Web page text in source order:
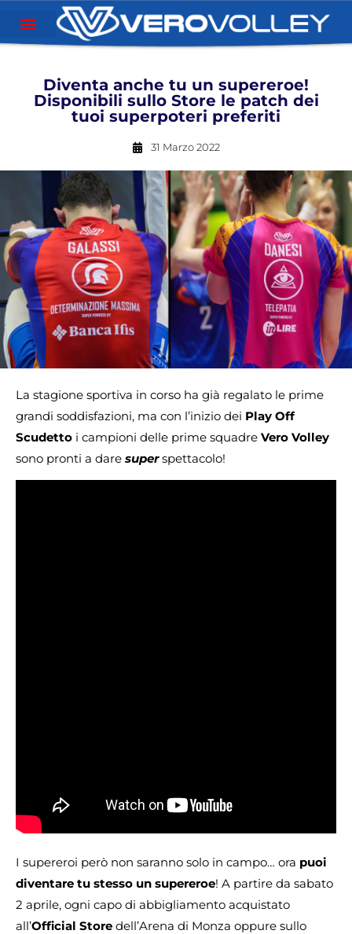
Diventa anche tu un supereroe!
Disponibili sullo Store le patch dei
tuoi superpoteri preferiti
31 Marzo 2022
La stagione sportiva in corso ha già regalato le prime
grandi soddisfazioni, ma con l’inizio dei Play Off
Scudetto i campioni delle prime squadre Vero Volley
sono pronti a dare super spettacolo!
I supereroi però non saranno solo in campo… ora puoi
diventare tu stesso un supereroe! A partire da sabato
2 aprile, ogni capo di abbigliamento acquistato
all’Official Store dell’Arena di Monza oppure sullo